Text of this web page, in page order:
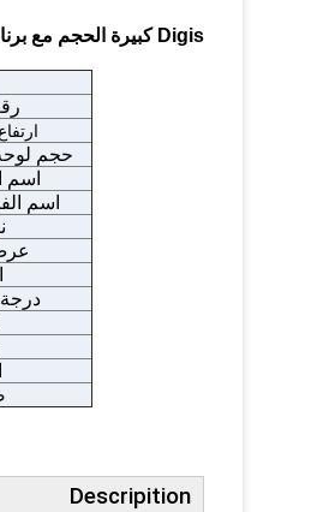
Digis كبيرة الحجم مع برنامج Windows LED Football Scoreboard لملعب كرة القدم
حجم لوحة
اسم
اسم
Descripition